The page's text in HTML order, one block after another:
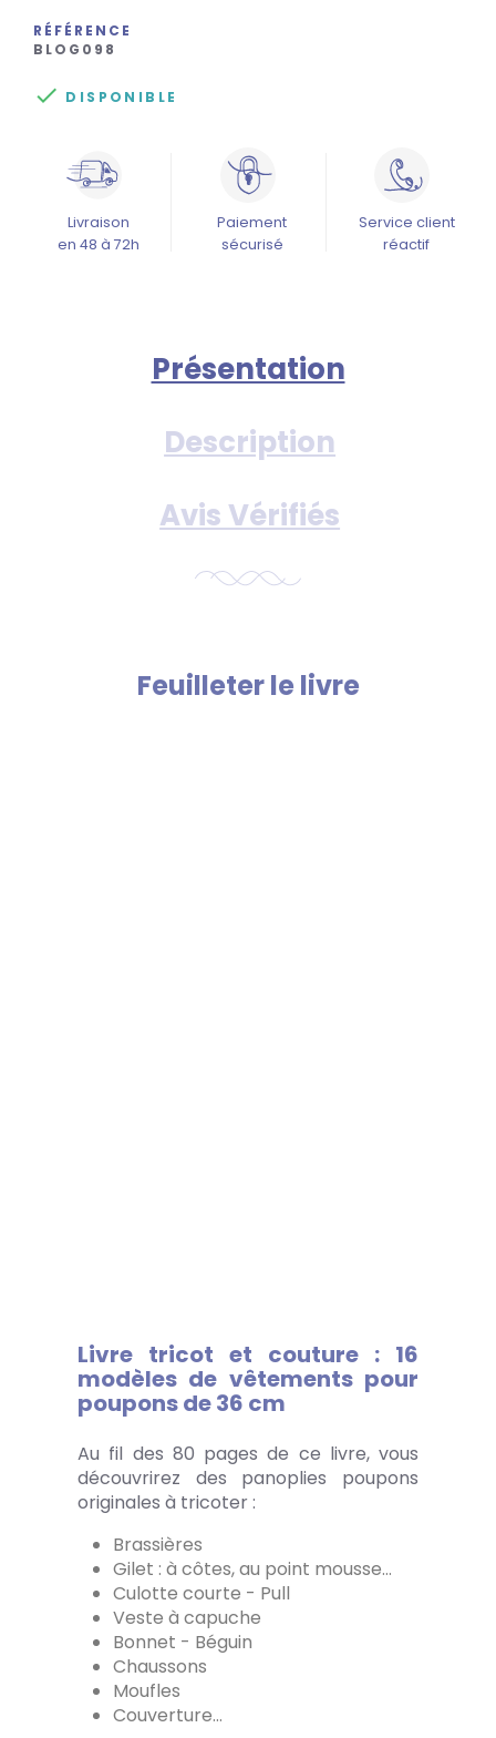
RÉFÉRENCE
BLOG098
 DISPONIBLE
Livraison
en 48 à 72h
Paiement
sécurisé
Service client
réactif
Présentation
Description
Avis Vérifiés
Feuilleter le livre
Livre tricot et couture : 16
modèles de vêtements pour
poupons de 36 cm
Au fil des 80 pages de ce livre, vous
découvrirez des panoplies poupons
originales à tricoter :
Brassières
Gilet : à côtes, au point mousse…
Culotte courte - Pull
Veste à capuche
Bonnet - Béguin
Chaussons
Moufles
Couverture…